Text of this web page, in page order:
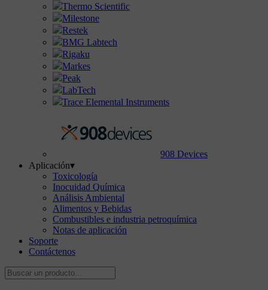
Thermo Scientific
Milestone
Restek
BMG Labtech
Rigaku
Markes
Peak
LabTech
Trace Elemental Instruments
908 Devices
Aplicación▾
Toxicología
Inocuidad Química
Análisis Ambiental
Alimentos y Bebidas
Combustibles e industria petroquímica
Notas de aplicación
Soporte
Contáctenos